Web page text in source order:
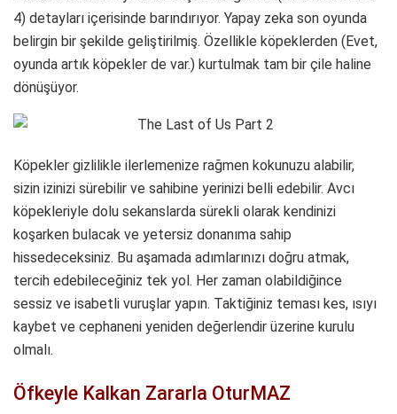
4) detayları içerisinde barındırıyor. Yapay zeka son oyunda
belirgin bir şekilde geliştirilmiş. Özellikle köpeklerden (Evet,
oyunda artık köpekler de var.) kurtulmak tam bir çile haline
dönüşüyor.
Köpekler gizlilikle ilerlemenize rağmen kokunuzu alabilir,
sizin izinizi sürebilir ve sahibine yerinizi belli edebilir. Avcı
köpekleriyle dolu sekanslarda sürekli olarak kendinizi
koşarken bulacak ve yetersiz donanıma sahip
hissedeceksiniz. Bu aşamada adımlarınızı doğru atmak,
tercih edebileceğiniz tek yol. Her zaman olabildiğince
sessiz ve isabetli vuruşlar yapın. Taktiğiniz teması kes, ısıyı
kaybet ve cephaneni yeniden değerlendir üzerine kurulu
olmalı.
Öfkeyle Kalkan Zararla OturMAZ